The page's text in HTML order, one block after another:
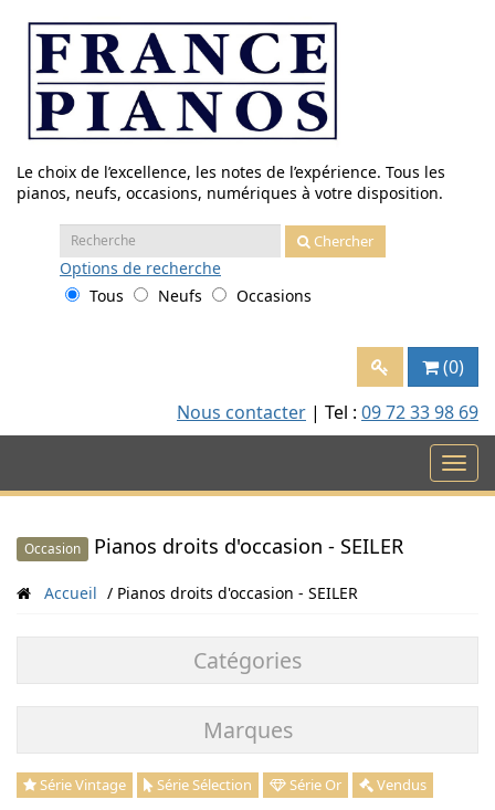
contenu
Le choix de l’excellence, les notes de l’expérience. Tous les
pianos, neufs, occasions, numériques à votre disposition.
Recherche
:
Chercher
Options de recherche
Tous
Neufs Occasions
(0)
Nous contacter | Tel : 09 72 33 98 69
Occasion Pianos droits d'occasion - SEILER
Accueil Pianos droits d'occasion - SEILER
Catégories
Marques
Série Vintage Série Sélection Série Or Vendus